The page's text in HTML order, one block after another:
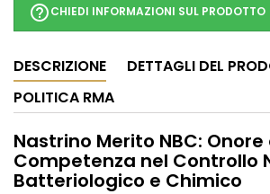
help_outlineCHIEDI INFORMAZIONI SUL PRODOTTO
DESCRIZIONE
DETTAGLI DEL
POLITICA RMA
Nastrino Merito NBC: Onore
Competenza nel Controllo
Batteriologico e Chimico